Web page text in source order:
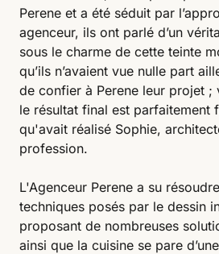
Perene et a été séduit par
agenceur, ils ont parlé d’un
sous le charme de cette teinte
qu’ils n’avaient vue nulle part
de confier à Perene leur projet ;
le résultat final est parfaitement
qu'avait réalisé Sophie,
profession.
L'Agenceur Perene a su
techniques posés par le dessin
proposant de nombreuses
ainsi que la cuisine se pare